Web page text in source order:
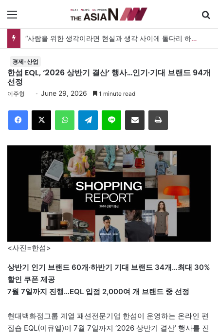
메뉴
“사람을 위한 생각이라면 현실과 생각 사이에 돌다리 하나는 놓아야 하지 않을까”
경제-산업
한섬 EQL, ‘2026 상반기 결산’ 행사…인기·기대 브랜드 94개
선정
이주형 June 29, 2026 1 minute read
Facebook
X WhatsAppTelegramLine 이메일 인쇄
<사진=한섬>
상반기 인기 브랜드 60개·하반기 기대 브랜드 34개…최대 30%
할인 쿠폰 제공
7월 7일까지 진행…EQL 입점 2,000여 개 브랜드 중 선정
현대백화점그룹 계열 패션전문기업 한섬이 운영하는 온라인 편
집숍 EQL(이큐엘)이 7월 7일까지 ‘2026 상반기 결산’ 행사를 진